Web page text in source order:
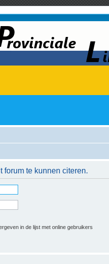
forum te kunnen citeren.
in de lijst met online gebruikers